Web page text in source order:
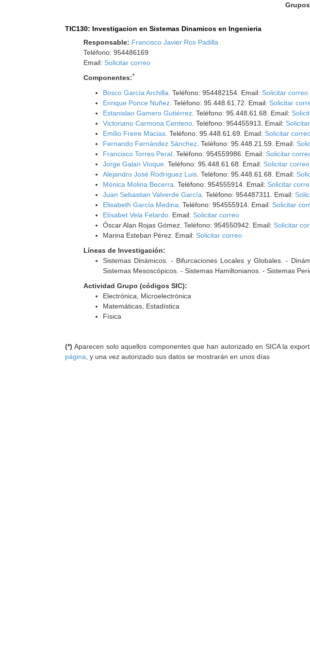
TIC130: Investigacion en Sistemas Dinamicos en Ingenieria
Responsable: Francisco Javier Ros Padilla
Teléfono: 954486169
Email: Solicitar correo
Componentes:*
Bosco García Archilla . Teléfono: 954482154. Email: Solicitar correo
Enrique Ponce Nuñez . Teléfono: 95.448.61.72. Email: Solicitar
Estanislao Gamero Gutiérrez . Teléfono: 95.448.61.68. Email:
Victoriano Carmona Centeno . Teléfono: 954455913. Email:
Emilio Freire Macias . Teléfono: 95.448.61.69. Email: Solicitar
Fernando Fernández Sánchez . Teléfono: 95.448.21.59. Email:
Francisco Torres Peral . Teléfono: 954559986. Email: Solicitar
Jorge Galan Vioque . Teléfono: 95.448.61.68. Email: Solicitar correo
Alejandro José Rodríguez Luis . Teléfono: 95.448.61.68. Email:
Mónica Molina Becerra . Teléfono: 954555914. Email: Solicitar
Juan Sebastian Valverde García . Teléfono: 954487311. Email:
Elisabeth García Medina . Teléfono: 954555914. Email: Solicitar
Elísabet Vela Felardo . Email: Solicitar correo
Óscar Alan Rojas Gómez. Teléfono: 954550942. Email: Solicitar
Marina Esteban Pérez. Email: Solicitar correo
Líneas de Investigación:
Sistemas Dinámicos. - Bifurcaciones Locales y Globales. -
Sistemas Mesoscópicos. - Sistemas Hamiltonianos. - Sistemas
Actividad Grupo (códigos SIC):
Electrónica, Microelectrónica
Matemáticas, Estadística
Física
(*) Aparecen solo aquellos componentes que han autorizado en SICA la
página , y una vez autorizado sus datos se mostrarán en unos días